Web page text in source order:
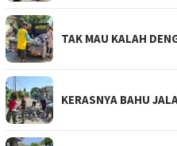
TAK MAU KALAH
KERASNYA BAHU